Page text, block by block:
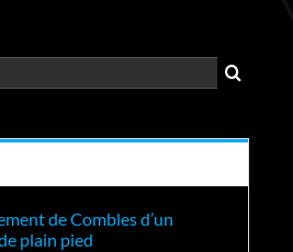
de Combles d’un
plain pied